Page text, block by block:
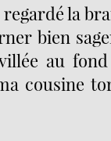
regardé la
bien
au
cousine